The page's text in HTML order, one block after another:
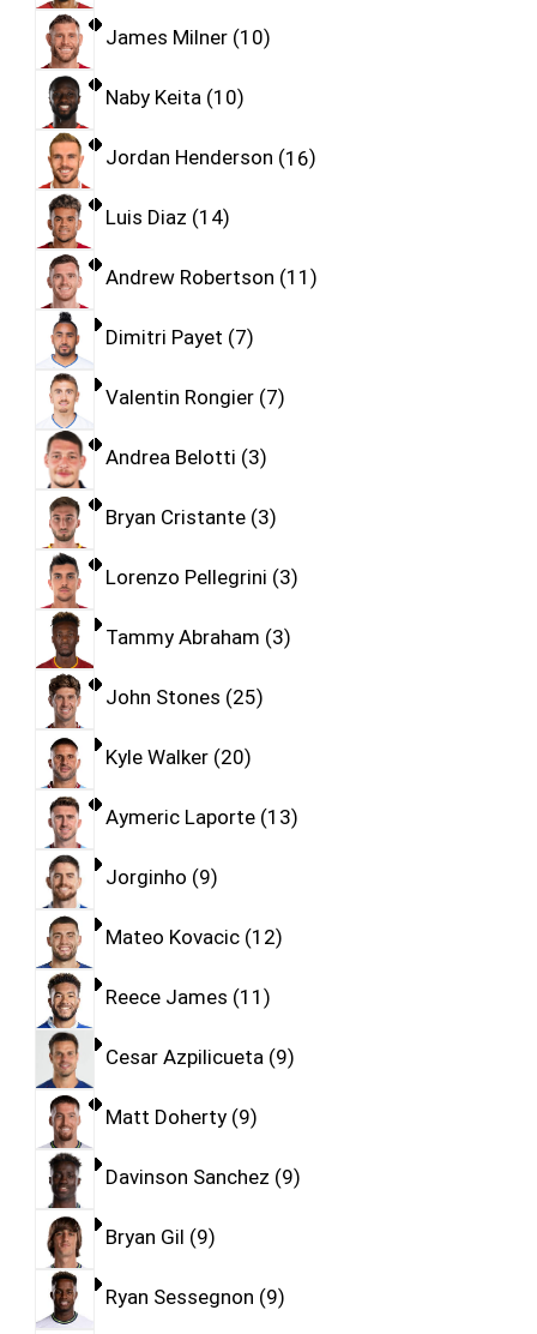
James Milner 10
Naby Keita 10
Jordan Henderson 16
Luis Diaz 14
Andrew Robertson 11
Dimitri Payet 7
Valentin Rongier 7
Andrea Belotti 3
Bryan Cristante 3
Lorenzo Pellegrini 3
Tammy Abraham 3
John Stones 25
Kyle Walker 20
Aymeric Laporte 13
Jorginho 9
Mateo Kovacic 12
Reece James 11
Cesar Azpilicueta 9
Matt Doherty 9
Davinson Sanchez 9
Bryan Gil 9
Ryan Sessegnon 9